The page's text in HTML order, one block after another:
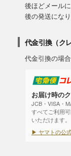
後ほどメール
後の発送にな
代金引換（ク
代金引換の場
お届け時の
JCB・VISA・
すべてご利用
いただけます。
▶ ヤマトの公